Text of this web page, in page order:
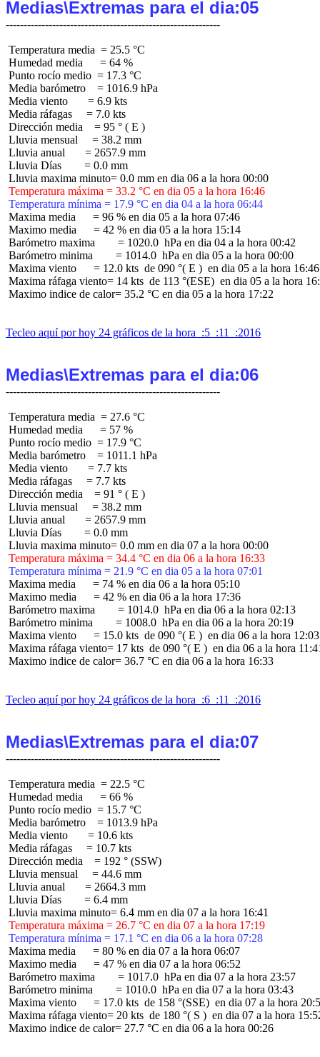
Medias\Extremas para el dia:05
Temperatura media  = 25.5 °C
Humedad media      = 64 %
Punto rocío medio  = 17.3 °C
Media barómetro    = 1016.9 hPa
Media viento       = 6.9 kts
Media ráfagas     = 7.0 kts
Dirección media    = 95 ° ( E )
Lluvia mensual     = 38.2 mm
Lluvia anual       = 2657.9 mm
Lluvia Días        = 0.0 mm
Temperatura máxima = 33.2 °C en dia 05 a la hora 16:46
Temperatura mínima = 17.9 °C en dia 04 a la hora 06:44
Maxima media      = 96 % en dia 05 a la hora 07:46
Maximo media      = 42 % en dia 05 a la hora 15:14
Barómetro maxima        = 1020.0  hPa en dia 04 a la hora 00:42
Barómetro minima        = 1014.0  hPa en dia 05 a la hora 00:00
Maxima viento      = 12.0 kts  de 090 °( E )  en dia 05 a la hora 16:46
Maxima ráfaga viento= 14 kts  de 113 °(ESE)  en dia 05 a la hora
Maximo indice de calor= 35.2 °C en dia 05 a la hora 17:22
Tecleo aquí por hoy 24 gráficos de la hora  :5  :11  :2016
Medias\Extremas para el dia:06
Temperatura media  = 27.6 °C
Humedad media      = 57 %
Punto rocío medio  = 17.9 °C
Media barómetro    = 1011.1 hPa
Media viento       = 7.7 kts
Media ráfagas     = 7.7 kts
Dirección media    = 91 ° ( E )
Lluvia mensual     = 38.2 mm
Lluvia anual       = 2657.9 mm
Lluvia Días        = 0.0 mm
Temperatura máxima = 34.4 °C en dia 06 a la hora 16:33
Temperatura mínima = 21.9 °C en dia 05 a la hora 07:01
Maxima media      = 74 % en dia 06 a la hora 05:10
Maximo media      = 42 % en dia 06 a la hora 17:36
Barómetro maxima        = 1014.0  hPa en dia 06 a la hora 02:13
Barómetro minima        = 1008.0  hPa en dia 06 a la hora 20:19
Maxima viento      = 15.0 kts  de 090 °( E )  en dia 06 a la hora 12:03
Maxima ráfaga viento= 17 kts  de 090 °( E )  en dia 06 a la hora
Maximo indice de calor= 36.7 °C en dia 06 a la hora 16:33
Tecleo aquí por hoy 24 gráficos de la hora  :6  :11  :2016
Medias\Extremas para el dia:07
Temperatura media  = 22.5 °C
Humedad media      = 66 %
Punto rocío medio  = 15.7 °C
Media barómetro    = 1013.9 hPa
Media viento       = 10.6 kts
Media ráfagas     = 10.7 kts
Dirección media    = 192 ° (SSW)
Lluvia mensual     = 44.6 mm
Lluvia anual       = 2664.3 mm
Lluvia Días        = 6.4 mm
Temperatura máxima = 26.7 °C en dia 07 a la hora 17:19
Temperatura mínima = 17.1 °C en dia 06 a la hora 07:28
Maxima media      = 80 % en dia 07 a la hora 06:07
Maximo media      = 47 % en dia 07 a la hora 06:52
Barómetro maxima        = 1017.0  hPa en dia 07 a la hora 23:57
Barómetro minima        = 1010.0  hPa en dia 07 a la hora 03:43
Maxima viento      = 17.0 kts  de 158 °(SSE)  en dia 07 a la hora
Maxima ráfaga viento= 20 kts  de 180 °( S )  en dia 07 a la hora
Maximo indice de calor= 27.7 °C en dia 06 a la hora 00:26